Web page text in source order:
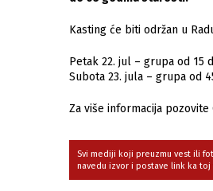
Kasting će biti održan u
Petak 22. jul – grupa od 15
Subota 23. jula – grupa od
Za više informacija pozovite
Svi mediji koji preuzmu vest ili
navedu izvor i postave link ka toj